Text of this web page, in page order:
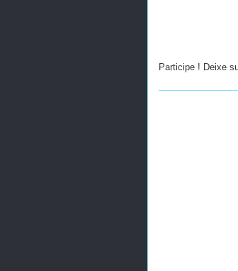
Participe ! Deixe